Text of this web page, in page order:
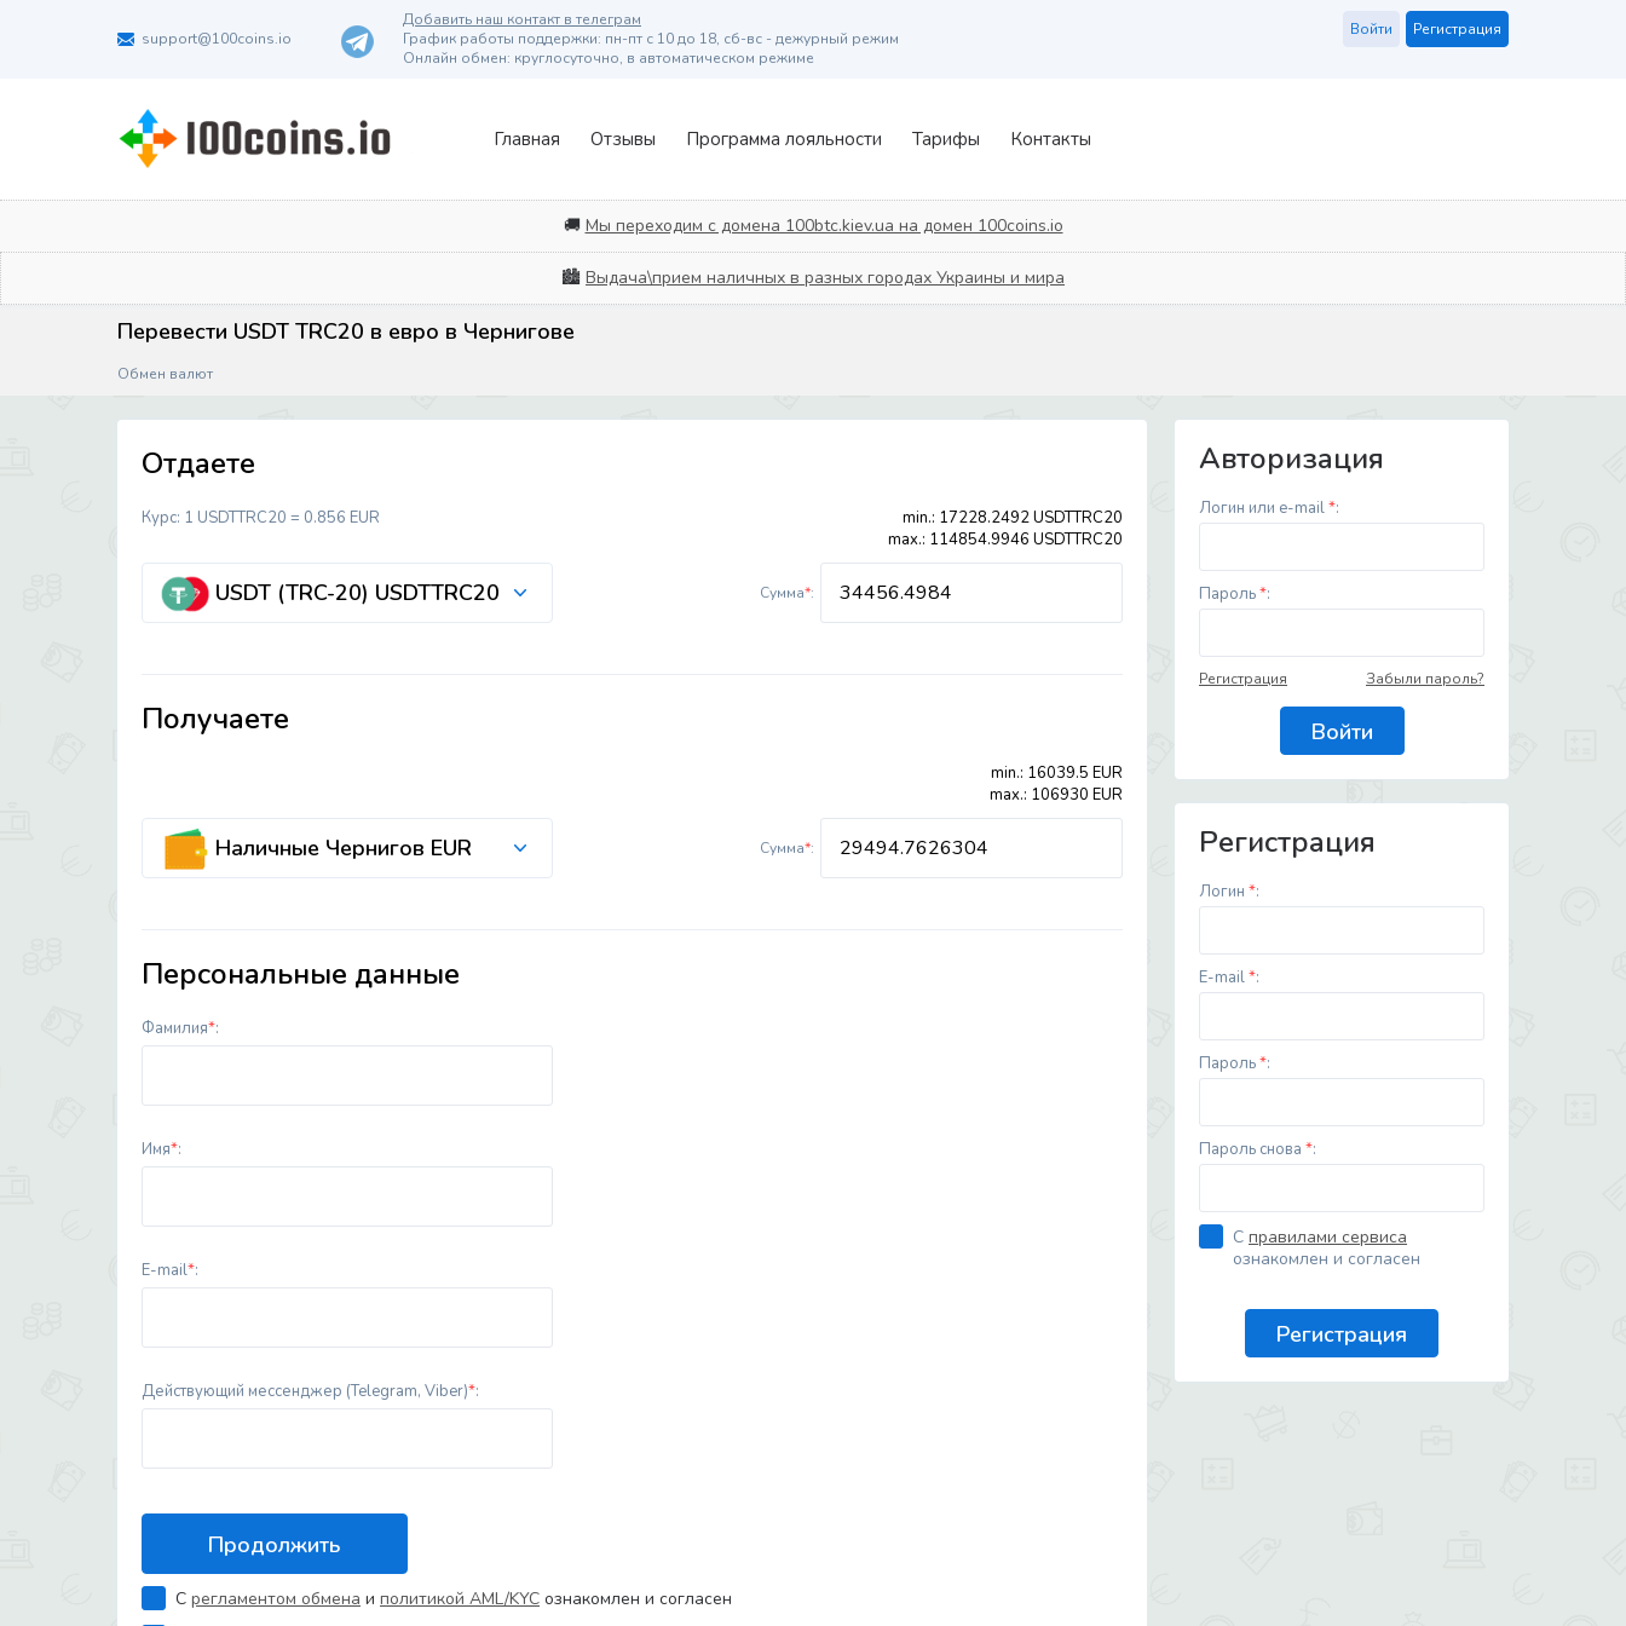
support@100coins.io
Добавить наш контакт в телеграм
График работы поддержки: пн-пт с 10 до 18, сб-вс - дежурный режим
Онлайн обмен: круглосуточно, в автоматическом режиме
Регистрация
Войти
Главная Отзывы Программа лояльности Тарифы Контакты
🚚 Мы переходим с домена 100btc.kiev.ua на домен 100coins.io
🏙️ Выдача\прием наличных в разных городах Украины и мира
Перевести USDT TRC20 в евро в Чернигове
Обмен валют
Отдаете
Курс: 1 USDTTRC20 = 0.856 EUR
min.: 17228.2492 USDTTRC20
max.: 114854.9946 USDTTRC20
USDT (TRC-20) USDTTRC20 Сумма*:
Получаете
min.: 16039.5 EUR
max.: 106930 EUR
Наличные Чернигов EUR Сумма*:
Персональные данные
Фамилия*:
Имя*:
E-mail*:
Действующий мессенджер (Telegram, Viber)*:
С регламентом обмена и политикой AML/KYC ознакомлен и согласен
Авторизация
Логин или e-mail*:
Пароль*:
Регистрация Забыли пароль?
Регистрация
Логин *:
E-mail*:
Пароль*:
Пароль снова *:
С правилами сервиса
ознакомлен и согласен